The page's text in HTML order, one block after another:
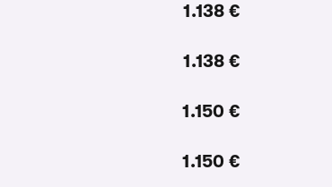
1.138 €
1.138 €
1.150 €
1.150 €